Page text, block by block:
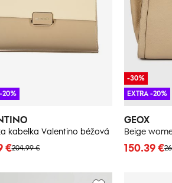
kabelka Valentino béžová
204.99 €
€
20%
GEOX
150.39 €
-30%
EXTRA -20%